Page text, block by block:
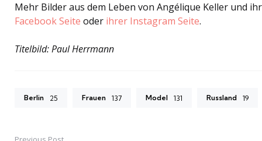
Mehr Bilder aus dem Leben von Angélique Keller und
Facebook Seite oder ihrer Instagram Seite.
Titelbild: Paul Herrmann
Berlin 25 Frauen 137 Model 131 Russland 19